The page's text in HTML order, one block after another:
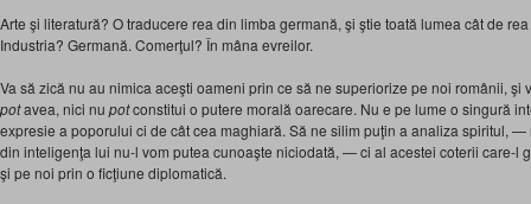
Arte şi literatură? O traducere rea din limba germană, şi ştie toată lumea cât de
Industria? Germană. Comerţul? În mâna evreilor.
Va să zică nu au nimica aceşti oameni prin ce să ne superiorize pe noi românii, şi
potavea, nici nu potconstitui o putere morală oarecare. Nu e pe lume o singură
expresie a poporului ci de cât cea maghiară. Să ne silim puţin a analiza spiritul,
din inteligenţa lui nu-l vom putea cunoaşte niciodată, — ci al acestei coterii care-l
şi pe noi prin o ficţiune diplomatică.